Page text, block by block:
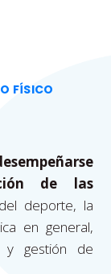
FÍSICO
de las
deporte, la
en general,
y gestión de